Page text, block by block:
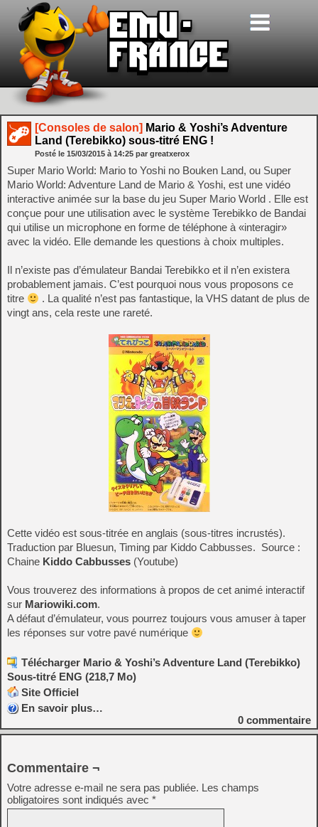
[Consoles de salon] Mario & Yoshi’s Adventure
Land (Terebikko) sous-titré ENG !
Posté le 15/03/2015 à 14:25 par greatxerox
Super Mario World: Mario to Yoshi no Bouken Land, ou Super
Mario World: Adventure Land de Mario & Yoshi, est une vidéo
interactive animée sur la base du jeu Super Mario World . Elle est
conçue pour une utilisation avec le système Terebikko de Bandai
qui utilise un microphone en forme de téléphone à «interagir»
avec la vidéo. Elle demande les questions à choix multiples.
Il n’existe pas d’émulateur Bandai Terebikko et il n’en existera
probablement jamais. C’est pourquoi nous vous proposons ce
titre
. La qualité n’est pas fantastique, la VHS datant de plus de
vingt ans, cela reste une rareté.
Cette vidéo est sous-titrée en anglais (sous-titres incrustés).
Traduction par Bluesun, Timing par Kiddo Cabbusses. Source :
Chaine Kiddo Cabbusses (Youtube)
Vous trouverez des informations à propos de cet animé interactif
sur Mariowiki.com.
A défaut d’émulateur, vous pourrez toujours vous amuser à taper
les réponses sur votre pavé numérique
Télécharger Mario & Yoshi’s Adventure Land (Terebikko)
Sous-titré ENG (218,7 Mo)
Site Officiel
En savoir plus…
0 commentaire
Commentaire ¬
Votre adresse e-mail ne sera pas publiée. Les champs
obligatoires sont indiqués avec *